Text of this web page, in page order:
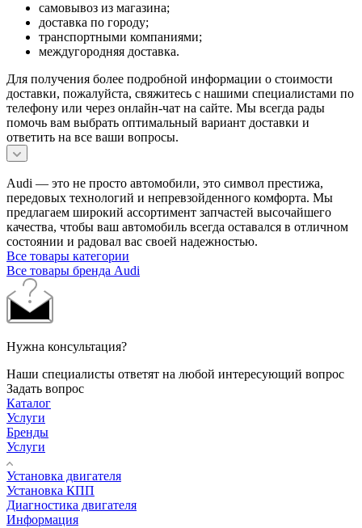
самовывоз из магазина;
доставка по городу;
транспортными компаниями;
междугородняя доставка.
Для получения более подробной информации о стоимости
доставки, пожалуйста, свяжитесь с нашими специалистами по
телефону или через онлайн-чат на сайте. Мы всегда рады
помочь вам выбрать оптимальный вариант доставки и
ответить на все ваши вопросы.
Audi — это не просто автомобили, это символ престижа,
передовых технологий и непревзойденного комфорта. Мы
предлагаем широкий ассортимент запчастей высочайшего
качества, чтобы ваш автомобиль всегда оставался в отличном
состоянии и радовал вас своей надежностью.
Все товары категории
Все товары бренда Audi
Нужна консультация?
Наши специалисты ответят на любой интересующий вопрос
Задать вопрос
Каталог
Услуги
Бренды
Услуги
Установка двигателя
Установка КПП
Диагностика двигателя
Информация